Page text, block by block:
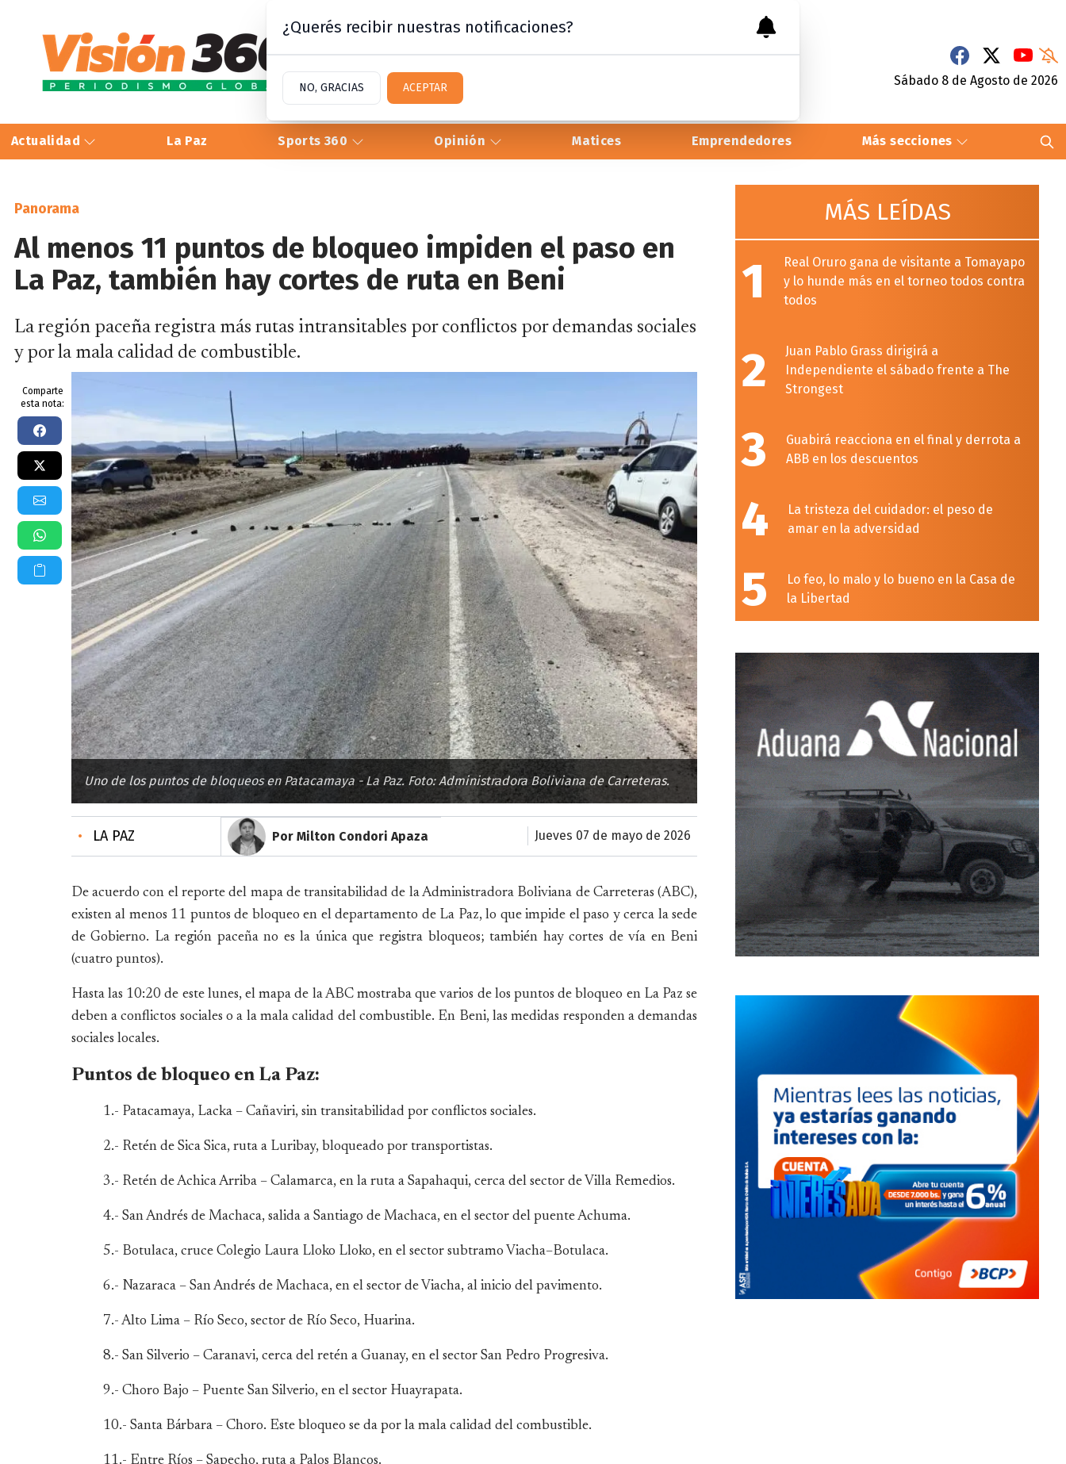
Sábado 8 de Agosto de 2026
Actualidad La Paz Sports 360 Opinión Matices Emprendedores Más secciones
Panorama
Al menos 11 puntos de bloqueo impiden el paso en
La Paz, también hay cortes de ruta en Beni
La región paceña registra más rutas intransitables por conflictos por demandas sociales
y por la mala calidad de combustible.
Comparte
esta nota:
Uno de los puntos de bloqueos en Patacamaya - La Paz. Foto: Administradora Boliviana de Carreteras.
• LA PAZ Por Milton Condori Apaza jueves 07 de mayo de 2026
De acuerdo con el reporte del mapa de transitabilidad de la Administradora Boliviana de Carreteras (ABC),
existen al menos 11 puntos de bloqueo en el departamento de La Paz, lo que impide el paso y cerca la sede
de Gobierno. La región paceña no es la única que registra bloqueos; también hay cortes de vía en Beni
(cuatro puntos).
Hasta las 10:20 de este lunes, el mapa de la ABC mostraba que varios de los puntos de bloqueo en La Paz se
deben a conflictos sociales o a la mala calidad del combustible. En Beni, las medidas responden a demandas
sociales locales.
Puntos de bloqueo en La Paz:
1.- Patacamaya, Lacka – Cañaviri, sin transitabilidad por conflictos sociales.
2.- Retén de Sica Sica, ruta a Luribay, bloqueado por transportistas.
3.- Retén de Achica Arriba – Calamarca, en la ruta a Sapahaqui, cerca del sector de Villa Remedios.
4.- San Andrés de Machaca, salida a Santiago de Machaca, en el sector del puente Achuma.
5.- Botulaca, cruce Colegio Laura Lloko Lloko, en el sector subtramo Viacha–Botulaca.
6.- Nazaraca – San Andrés de Machaca, en el sector de Viacha, al inicio del pavimento.
7.- Alto Lima – Río Seco, sector de Río Seco, Huarina.
8.- San Silverio – Caranavi, cerca del retén a Guanay, en el sector San Pedro Progresiva.
9.- Choro Bajo – Puente San Silverio, en el sector Huayrapata.
10.- Santa Bárbara – Choro. Este bloqueo se da por la mala calidad del combustible.
11.- Entre Ríos – Sapecho, ruta a Palos Blancos.
MÁS LEÍDAS
1
Real Oruro gana de visitante a Tomayapo
y lo hunde más en el torneo todos contra
todos
2
Juan Pablo Grass dirigirá a
Independiente el sábado frente a The
Strongest
3
Guabirá reacciona en el final y derrota a
ABB en los descuentos
4
La tristeza del cuidador: el peso de
amar en la adversidad
5
Lo feo, lo malo y lo bueno en la Casa de
la Libertad
¿Querés recibir nuestras notificaciones?
NO, GRACIAS ACEPTAR